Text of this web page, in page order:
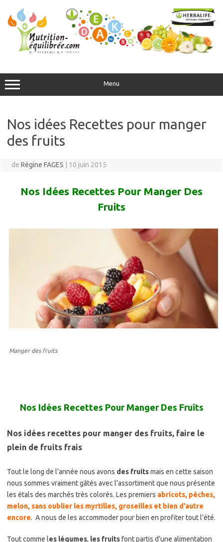
contenu
Menu
Nos idées Recettes pour manger
des fruits
de Régine FAGES 10 juin 2015
Nos Idées Recettes Pour Manger Des
Fruits
Manger des fruits
Nos Idées Recettes Pour Manger Des Fruits
Nos idées recettes pour manger des fruits, faire le
plein de fruits frais
Tout le long de l’année nous avons des fruitsmais en cette saison
nous sommes vraiment gâtés avec l’assortiment que nous présente
les étals des marchés très colorés. Les premiers abricots, pêches,
melon, sans oublier les myrtilles, groseilles et bien d’autre
encore. A nous de les accommoder pour bien en profiter tout l’été.
Tout comme les légumes, les fruitsfont partis d’une alimentation